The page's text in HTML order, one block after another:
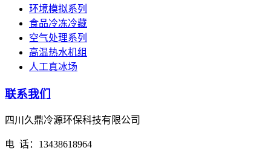
环境模拟系列
食品冷冻冷藏
空气处理系列
高温热水机组
人工真冰场
联系我们
四川久鼎冷源环保科技有限公司
电 话：13438618964